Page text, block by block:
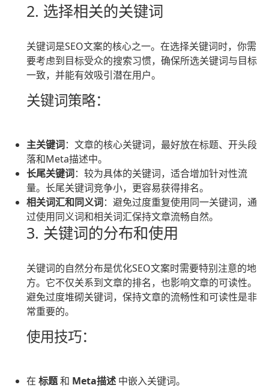
2. 选择相关的关键词
关键词是SEO文案的核心之一。在选择关键词时，你需
要考虑到目标受众的搜索习惯，确保所选关键词与目标
一致，并能有效吸引潜在用户。
关键词策略：
主关键词：文章的核心关键词，最好放在标题、开头段
落和Meta描述中。
长尾关键词：较为具体的关键词，适合增加针对性流
量。长尾关键词竞争小，更容易获得排名。
相关词汇和同义词：避免过度重复使用同一关键词，通
过使用同义词和相关词汇保持文章流畅自然。
3. 关键词的分布和使用
关键词的自然分布是优化SEO文案时需要特别注意的地
方。它不仅关系到文章的排名，也影响文章的可读性。
避免过度堆砌关键词，保持文章的流畅性和可读性是非
常重要的。
使用技巧：
在 标题和 Meta描述 中嵌入关键词。